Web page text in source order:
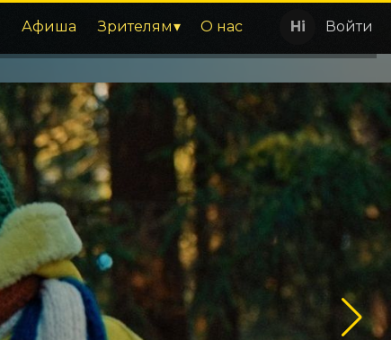
Афиша Зрителям О нас Войти